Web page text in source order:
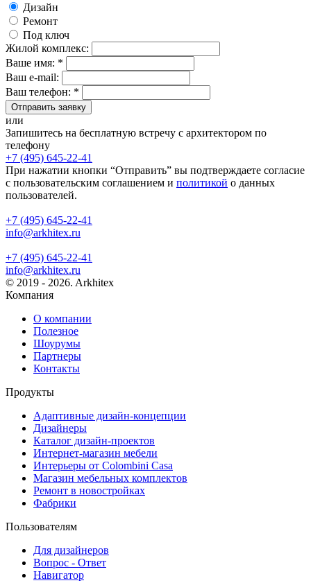
Дизайн
Ремонт
Под ключ
Жилой комплекс:
Ваше имя: *
Ваш e-mail:
Ваш телефон: *
Отправить заявку
или
Запишитесь на бесплатную встречу с архитектором по
телефону
+7 (495) 645-22-41
При нажатии кнопки “Отправить” вы подтверждаете согласие
с пользовательским соглашением и политикой о данных
пользователей.
+7 (495) 645-22-41
info@arkhitex.ru
+7 (495) 645-22-41
info@arkhitex.ru
© 2019 - 2026. Arkhitex
Компания
О компании
Полезное
Шоурумы
Партнеры
Контакты
Продукты
Адаптивные дизайн-концепции
Дизайнеры
Каталог дизайн-проектов
Интернет-магазин мебели
Интерьеры от Colombini Casa
Магазин мебельных комплектов
Ремонт в новостройках
Фабрики
Пользователям
Для дизайнеров
Вопрос - Ответ
Навигатор